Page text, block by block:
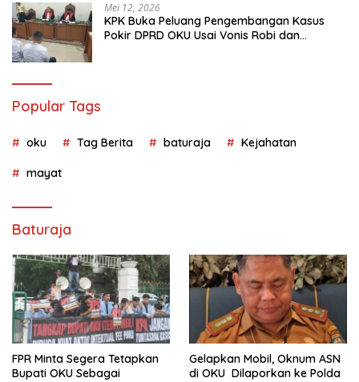
Mei 12, 2026
KPK Buka Peluang Pengembangan Kasus
Pokir DPRD OKU Usai Vonis Robi dan
Popular Tags
oku Tag Berita baturaja Kejahatan
mayat
Baturaja
FPR Minta Segera Tetapkan
Bupati OKU Sebagai
Gelapkan Mobil, Oknum ASN
di OKU Dilaporkan ke Polda